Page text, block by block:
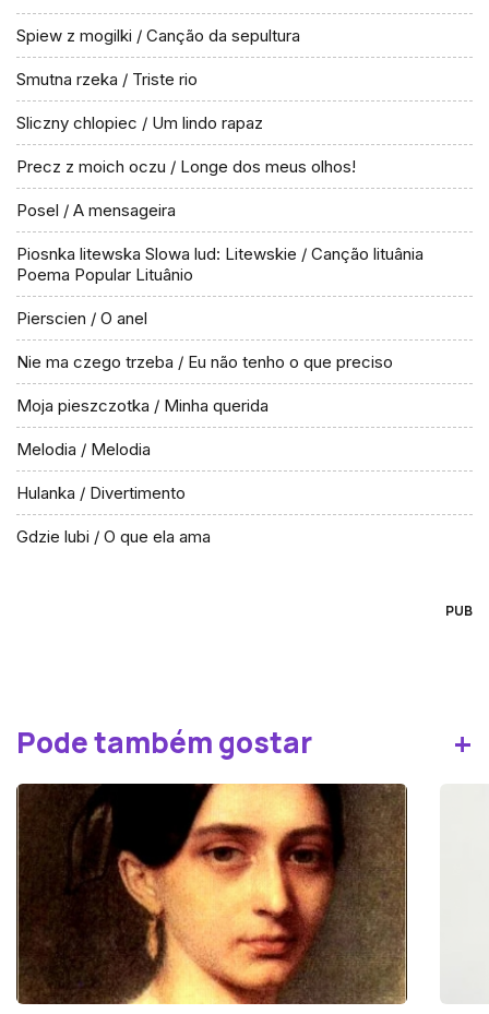
Spiew z mogilki / Canção da sepultura
Smutna rzeka / Triste rio
Sliczny chlopiec / Um lindo rapaz
Precz z moich oczu / Longe dos meus olhos!
Posel / A mensageira
Piosnka litewska Slowa lud: Litewskie / Canção lituânia
Poema Popular Lituânio
Pierscien / O anel
Nie ma czego trzeba / Eu não tenho o que preciso
Moja pieszczotka / Minha querida
Melodia / Melodia
Hulanka / Divertimento
Gdzie lubi / O que ela ama
PUB
Pode também gostar +